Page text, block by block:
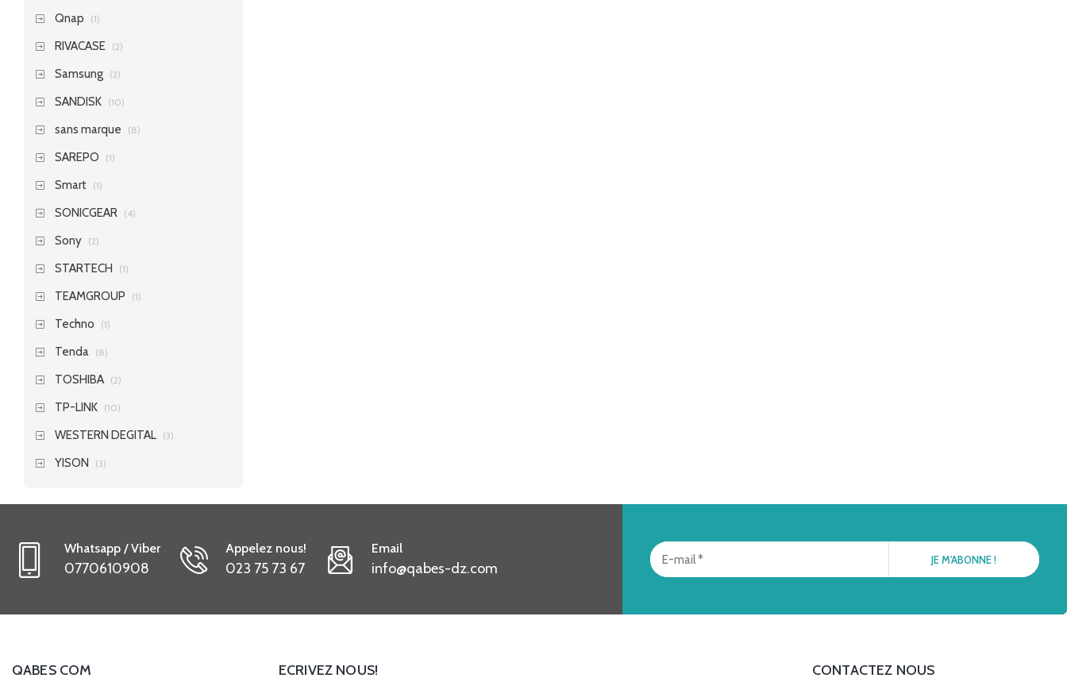
Qnap (1)
RIVACASE (2)
Samsung (2)
SANDISK (10)
sans marque (8)
SAREPO (1)
Smart (1)
SONICGEAR (4)
Sony (2)
STARTECH (1)
TEAMGROUP (1)
Techno (1)
Tenda (8)
TOSHIBA (2)
TP-LINK (10)
WESTERN DEGITAL (3)
YISON (3)
Whatsapp / Viber
0770610908
Appelez nous!
023 75 73 67
Email
info@qabes-dz.com
QABES COM ECRIVEZ NOUS! CONTACTEZ NOUS